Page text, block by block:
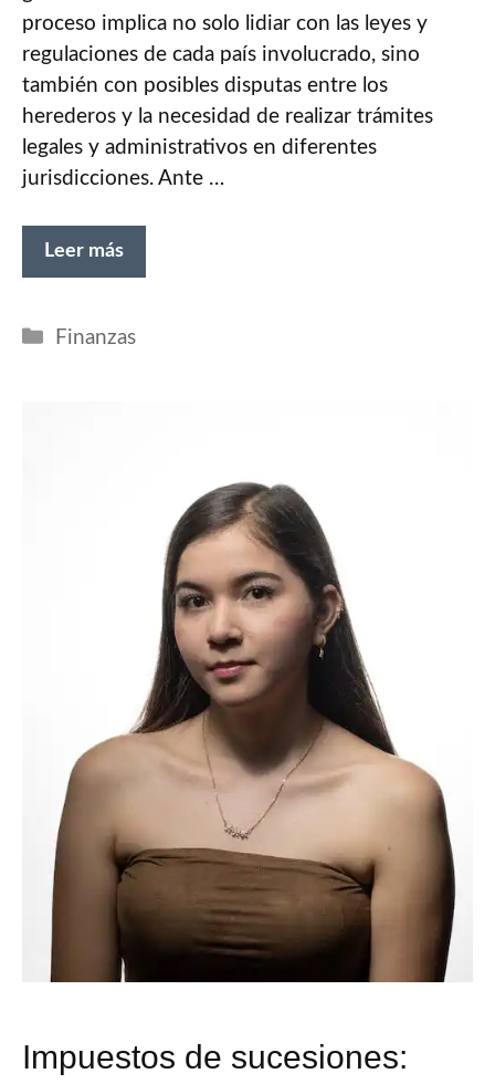
proceso implica no solo lidiar con las leyes y
regulaciones de cada país involucrado, sino
también con posibles disputas entre los
herederos y la necesidad de realizar trámites
legales y administrativos en diferentes
jurisdicciones. Ante …
Leer más
Categorías
Finanzas
Impuestos de sucesiones: